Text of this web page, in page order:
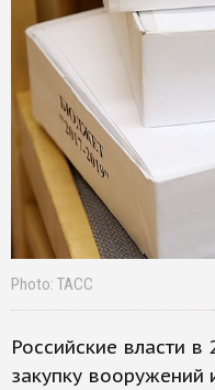
Photo: ТАСС
Российские власти в
закупку вооружений